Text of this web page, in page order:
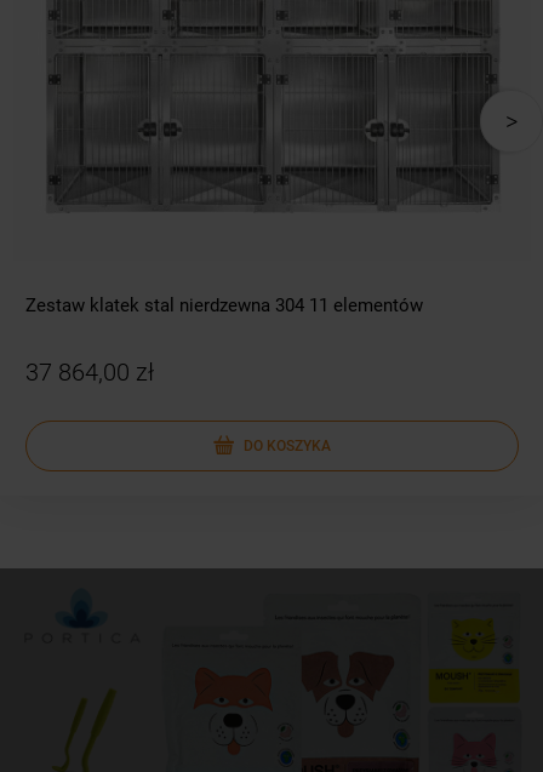
Zestaw klatek stal nierdzewna 304 11 elementów
37 864,00 zł
DO KOSZYKA